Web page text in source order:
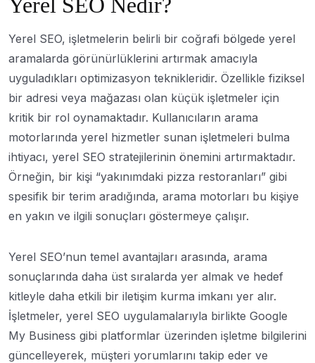
Yerel SEO, işletmelerin belirli bir coğrafi bölgede yerel
aramalarda görünürlüklerini artırmak amacıyla
uyguladıkları optimizasyon teknikleridir. Özellikle fiziksel
bir adresi veya mağazası olan küçük işletmeler için
kritik bir rol oynamaktadır. Kullanıcıların arama
motorlarında yerel hizmetler sunan işletmeleri bulma
ihtiyacı, yerel SEO stratejilerinin önemini artırmaktadır.
Örneğin, bir kişi “yakınımdaki pizza restoranları” gibi
spesifik bir terim aradığında, arama motorları bu kişiye
en yakın ve ilgili sonuçları göstermeye çalışır.
Yerel SEO’nun temel avantajları arasında, arama
sonuçlarında daha üst sıralarda yer almak ve hedef
kitleyle daha etkili bir iletişim kurma imkanı yer alır.
İşletmeler, yerel SEO uygulamalarıyla birlikte Google
My Business gibi platformlar üzerinden işletme bilgilerini
güncelleyerek, müşteri yorumlarını takip eder ve